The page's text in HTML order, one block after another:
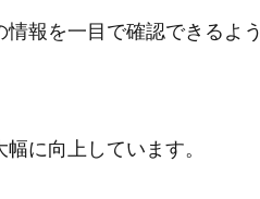
報を一目で確認できるよう
に向上しています。